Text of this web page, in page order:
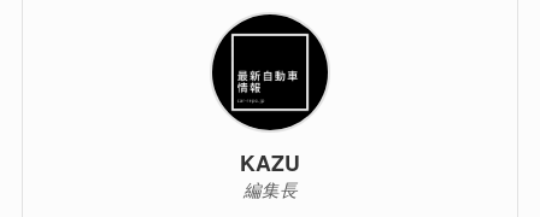
KAZU
編集長